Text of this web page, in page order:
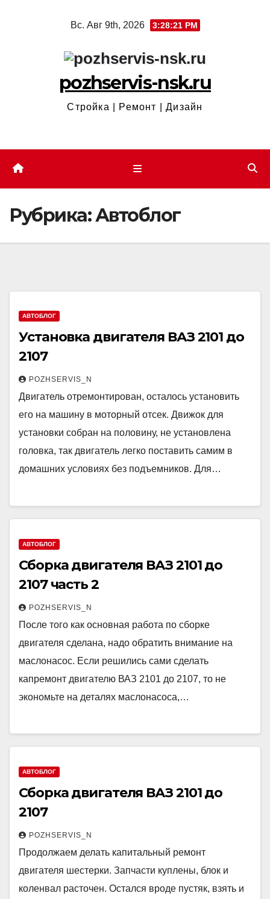
Вс. Авг 9th, 2026 3:28:21 PM
pozhservis-nsk.ru
Стройка | Ремонт | Дизайн
Рубрика:Автоблог
АВТОБЛОГ
Установка двигателя ВАЗ 2101 до
2107
POZHSERVIS_N
Двигатель отремонтирован, осталось установить
его на машину в моторный отсек. Движок для
установки собран на половину, не установлена
головка, так двигатель легко поставить самим в
домашних условиях без подъемников. Для…
АВТОБЛОГ
Сборка двигателя ВАЗ 2101 до
2107 часть 2
POZHSERVIS_N
После того как основная работа по сборке
двигателя сделана, надо обратить внимание на
маслонасос. Если решились сами сделать
капремонт двигателю ВАЗ 2101 до 2107, то не
экономьте на деталях маслонасоса,…
АВТОБЛОГ
Сборка двигателя ВАЗ 2101 до
2107
POZHSERVIS_N
Продолжаем делать капитальный ремонт
двигателя шестерки. Запчасти куплены, блок и
коленвал расточен. Остался вроде пустяк, взять и